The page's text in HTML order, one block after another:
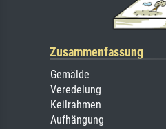
Zusammenfassung
Gemälde
Veredelung
Keilrahmen
Aufhängung